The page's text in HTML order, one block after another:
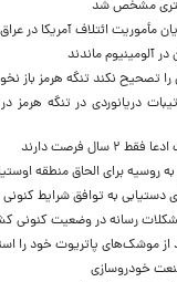
دکتری مشخص شد
مأموریت ائتلاف آمریکا در عراق
آلومینیوم ماندند
را تصحیح نکند تنگه هرمز باز
دریانوردی در تنگه
فرصت دارند
روسیه برای الحاق منطقه
دستیابی به توافق شرایط
رسانه در وضعیت کنونی
خودروسازی